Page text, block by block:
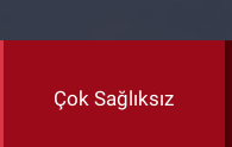
Çok Sağlıksız